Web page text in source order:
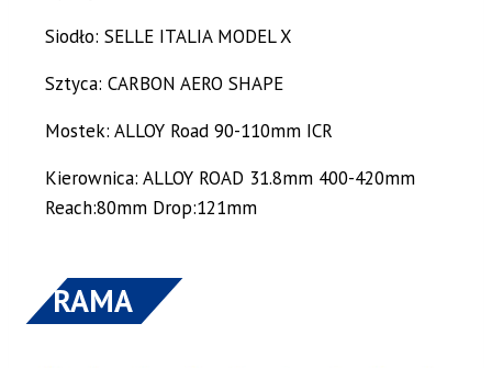
Siodło: SELLE ITALIA MODEL X
Sztyca: CARBON AERO SHAPE
Mostek: ALLOY Road 90-110mm ICR
Kierownica: ALLOY ROAD 31.8mm 400-420mm
Reach:80mm Drop:121mm
RAMA